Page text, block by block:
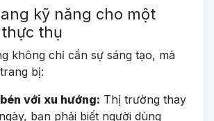
kỹ năng cho một
thụ
không chỉ cần sự sáng tạo, mà
bị:
với xu hướng: Thị trường thay
bạn phải biết người dùng